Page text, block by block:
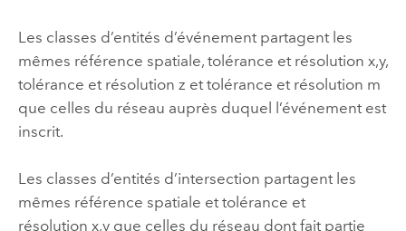
Les classes d’entités d’événement partagent les
mêmes référence spatiale, tolérance et résolution x,y,
tolérance et résolution z et tolérance et résolution m
que celles du réseau auprès duquel l’événement est
inscrit.
Les classes d’entités d’intersection partagent les
mêmes référence spatiale et tolérance et
résolution x,y que celles du réseau dont fait partie